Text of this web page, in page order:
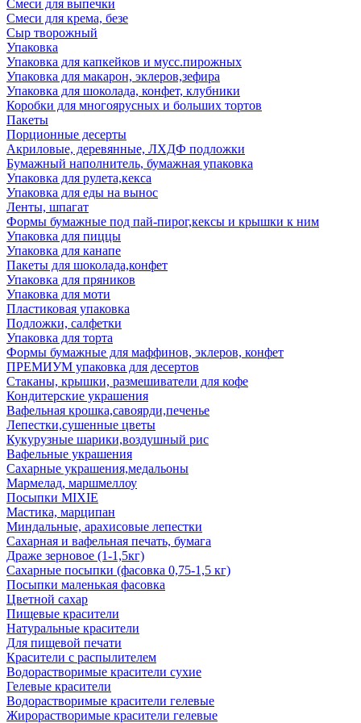
Смеси для выпечки
Смеси для крема, безе
Сыр творожный
Упаковка
Упаковка для капкейков и мусс.пирожных
Упаковка для макарон, эклеров,зефира
Упаковка для шоколада, конфет, клубники
Коробки для многоярусных и больших тортов
Пакеты
Порционные десерты
Акриловые, деревянные, ЛХДФ подложки
Бумажный наполнитель, бумажная упаковка
Упаковка для рулета,кекса
Упаковка для еды на вынос
Ленты, шпагат
Формы бумажные под пай-пирог,кексы и крышки к ним
Упаковка для пиццы
Упаковка для канапе
Пакеты для шоколада,конфет
Упаковка для пряников
Упаковка для моти
Пластиковая упаковка
Подложки, салфетки
Упаковка для торта
Формы бумажные для маффинов, эклеров, конфет
ПРЕМИУМ упаковка для десертов
Стаканы, крышки, размешиватели для кофе
Кондитерские украшения
Вафельная крошка,савоярди,печенье
Лепестки,сушенные цветы
Кукурузные шарики,воздушный рис
Вафельные украшения
Сахарные украшения,медальоны
Мармелад, маршмеллоу
Посыпки MIXIE
Мастика, марципан
Миндальные, арахисовые лепестки
Сахарная и вафельная печать, бумага
Драже зерновое (1-1,5кг)
Сахарные посыпки (фасовка 0,75-1,5 кг)
Посыпки маленькая фасовка
Цветной сахар
Пищевые красители
Натуральные красители
Для пищевой печати
Красители с распылителем
Водорастворимые красители сухие
Гелевые красители
Водорастворимые красители гелевые
Жирорастворимые красители гелевые